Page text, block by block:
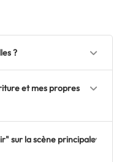
?
et mes propres
sur la scène principale